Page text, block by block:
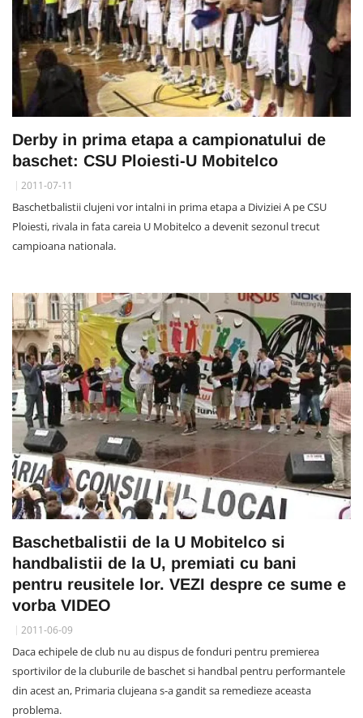
Derby in prima etapa a campionatului de
baschet: CSU Ploiesti-U Mobitelco
2011-07-11
Baschetbalistii clujeni vor intalni in prima etapa a Diviziei A pe CSU
Ploiesti, rivala in fata careia U Mobitelco a devenit sezonul trecut
campioana nationala.
Baschetbalistii de la U Mobitelco si
handbalistii de la U, premiati cu bani
pentru reusitele lor. VEZI despre ce sume e
vorba VIDEO
2011-06-09
Daca echipele de club nu au dispus de fonduri pentru premierea
sportivilor de la cluburile de baschet si handbal pentru performantele
din acest an, Primaria clujeana s-a gandit sa remedieze aceasta
problema.